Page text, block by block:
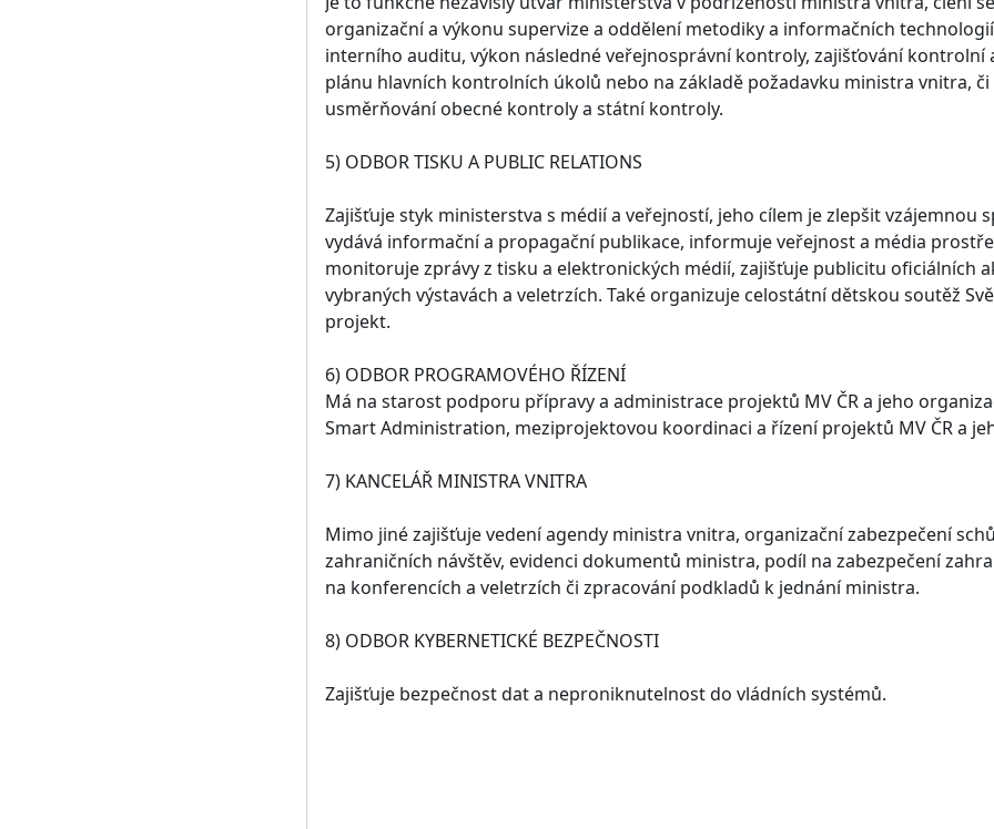
organizační a výkonu supervize a oddělení metodiky a informačních
interního auditu, výkon následné veřejnosprávní kontroly, zajišťování
plánu hlavních kontrolních úkolů nebo na základě požadavku ministra vnitra,
usměrňování obecné kontroly a státní kontroly.
5) ODBOR TISKU A PUBLIC RELATIONS
Zajišťuje styk ministerstva s médií a veřejností, jeho cílem je zlepšit
vydává informační a propagační publikace, informuje veřejnost a média
monitoruje zprávy z tisku a elektronických médií, zajišťuje publicitu oficiálních
vybraných výstavách a veletrzích. Také organizuje celostátní dětskou soutěž
projekt.
6) ODBOR PROGRAMOVÉHO ŘÍZENÍ
Má na starost podporu přípravy a administrace projektů MV ČR a jeho
Smart Administration, meziprojektovou koordinaci a řízení projektů MV ČR a
7) KANCELÁŘ MINISTRA VNITRA
Mimo jiné zajišťuje vedení agendy ministra vnitra, organizační zabezpečení
zahraničních návštěv, evidenci dokumentů ministra, podíl na zabezpečení
na konferencích a veletrzích či zpracování podkladů k jednání ministra.
8) ODBOR KYBERNETICKÉ BEZPEČNOSTI
Zajišťuje bezpečnost dat a neproniknutelnost do vládních systémů.